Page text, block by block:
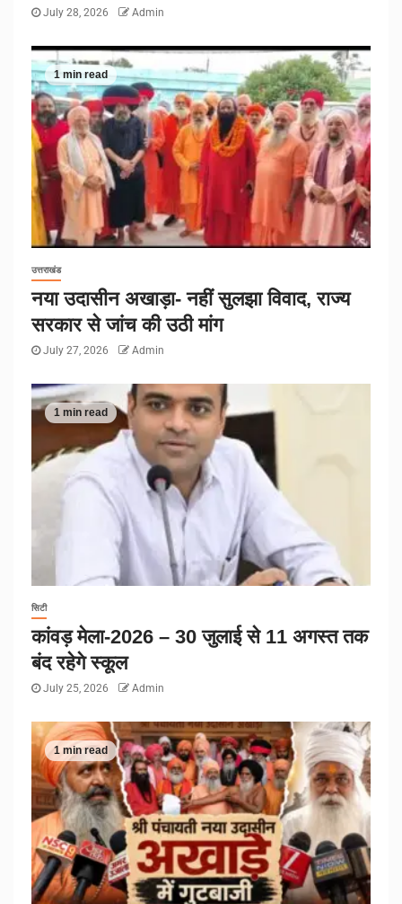
July 28, 2026 Admin
1 min read
उत्तराखंड
नया उदासीन अखाड़ा- नहीं सुलझा विवाद, राज्य
सरकार से जांच की उठी मांग
July 27, 2026 Admin
1 min read
सिटी
कांवड़ मेला-2026 – 30 जुलाई से 11 अगस्त तक
बंद रहेगे स्कूल
July 25, 2026 Admin
1 min read